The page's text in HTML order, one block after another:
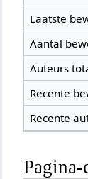
Laatste
Aantal
Auteurs
Recente
Recente
Pagina-